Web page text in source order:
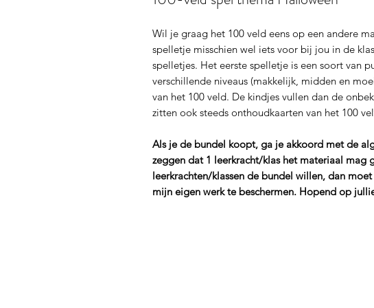
Wil je graag het 100 veld eens op een andere
spelletje misschien wel iets voor bij jou in de
spelletjes. Het eerste spelletje is een soort van
verschillende niveaus (makkelijk, midden en
van het 100 veld. De kindjes vullen dan de
zitten ook steeds onthoudkaarten van het 100
Als je de bundel koopt, ga je akkoord met de
zeggen dat 1 leerkracht/klas het materiaal mag
leerkrachten/klassen de bundel willen, dan
mijn eigen werk te beschermen. Hopend op